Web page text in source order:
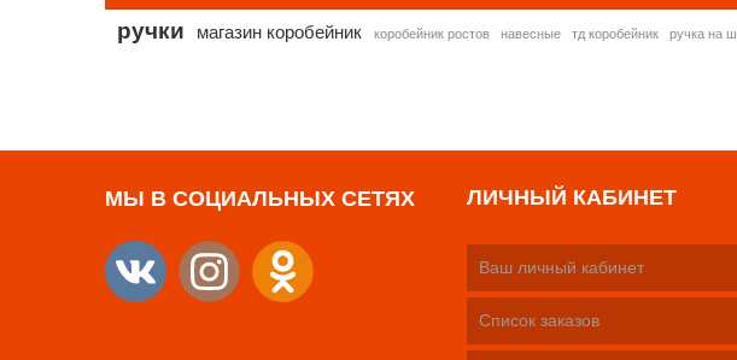
ручки магазин коробейник коробейник ростов навесные тд коробейник ручка на
МЫ В СОЦИАЛЬНЫХ СЕТЯХ ЛИЧНЫЙ КАБИНЕТ
Ваш личный кабинет
Список заказов